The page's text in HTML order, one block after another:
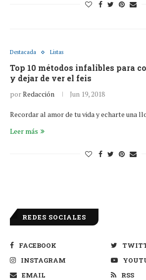
Destacada Listas
Top 10 métodos infalibles para
y dejar de ver el feis
porRedacción Jun 19, 2018
Recordar al amor de tu vida y echarte una
Leer más
REDES SOCIALES
FACEBOOK
INSTAGRAM
EMAIL
RSS